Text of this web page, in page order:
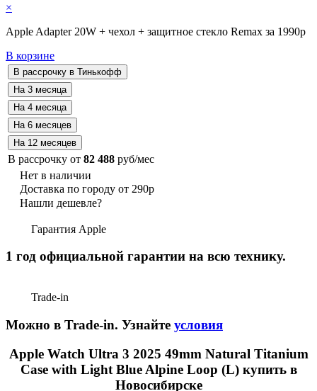
×
Apple Adapter 20W + чехол + защитное стекло Remax за 1990р
В корзине
В рассрочку от 82 488 руб/мес
Нет в наличии
Доставка по городу от 290р
Нашли дешевле?
Гарантия Apple
1 год официальной гарантии на всю технику.
Trade-in
Можно в Trade-in. Узнайте условия
Apple Watch Ultra 3 2025 49mm Natural Titanium
Case with Light Blue Alpine Loop (L) купить в
Новосибирске